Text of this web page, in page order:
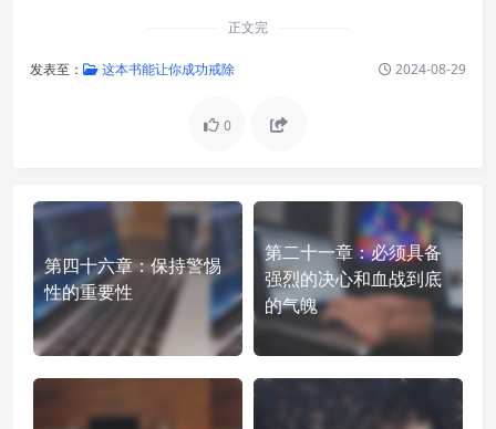
正文完
发表至： 这本书能让你成功戒除 2024-08-29
0
第四十六章：保持警惕
性的重要性
第二十一章：必须具备
强烈的决心和血战到底
的气魄